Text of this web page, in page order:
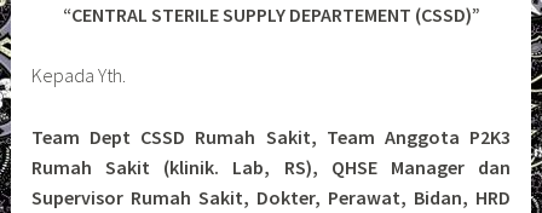
“CENTRAL STERILE SUPPLY DEPARTEMENT (CSSD)”
Kepada Yth.
Team Dept CSSD Rumah Sakit, Team Anggota P2K3
Rumah Sakit (klinik. Lab, RS), QHSE Manager dan
Supervisor Rumah Sakit, Dokter, Perawat, Bidan, HRD